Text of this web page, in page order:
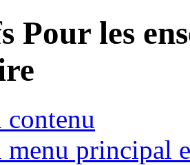
Pour les
menu principal